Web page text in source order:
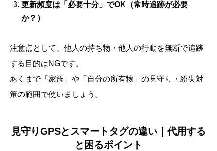
更新頻度は「必要十分」でOK（常時追跡が必要
か？）
注意点として、他人の持ち物・他人の行動を無断で追跡
する目的はNGです。
あくまで「家族」や「自分の所有物」の見守り・紛失対
策の範囲で使いましょう。
見守りGPSとスマートタグの違い｜代用する
と困るポイント